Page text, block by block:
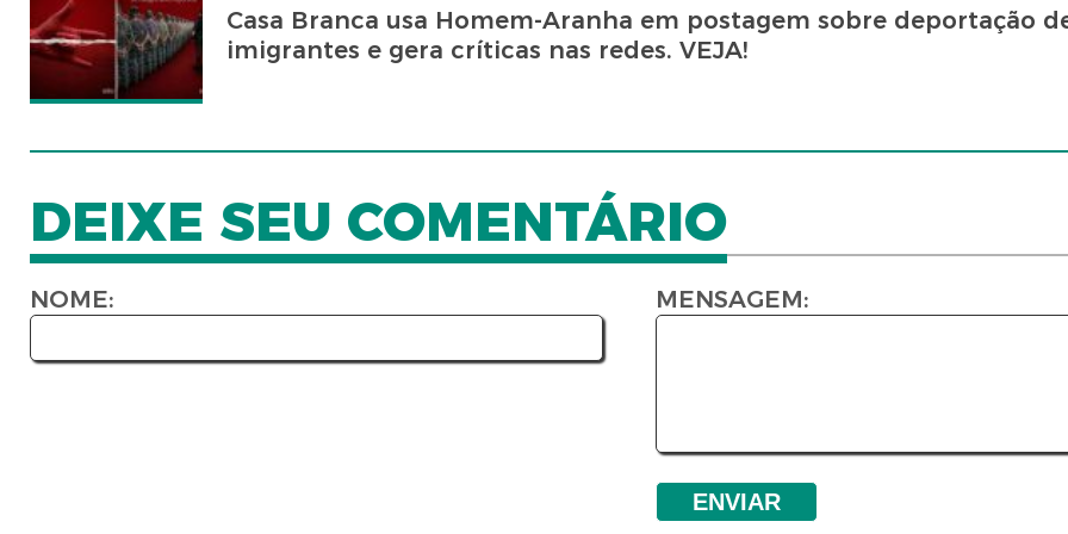
Casa Branca usa Homem-Aranha em postagem sobre deportação
imigrantes e gera críticas nas redes. VEJA!
DEIXE SEU COMENTÁRIO
NOME: MENSAGEM: